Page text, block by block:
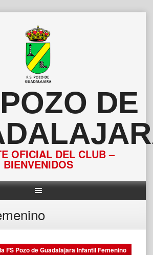
DE
OFICIAL DEL CLUB –
BIENVENIDOS
FS Pozo de Guadalajara Infantil Femenino